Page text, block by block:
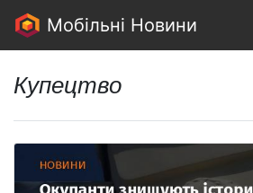
Мобільні Новини
Купецтво